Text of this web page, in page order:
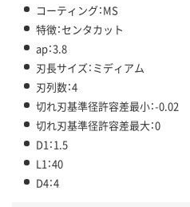
コーティング：MS
特徴：センタカット
ap：3.8
刃長サイズ：ミディアム
刃列数：4
切れ刃基準径許容差最小：-0.02
切れ刃基準径許容差最大：0
D1：1.5
L1：40
D4：4